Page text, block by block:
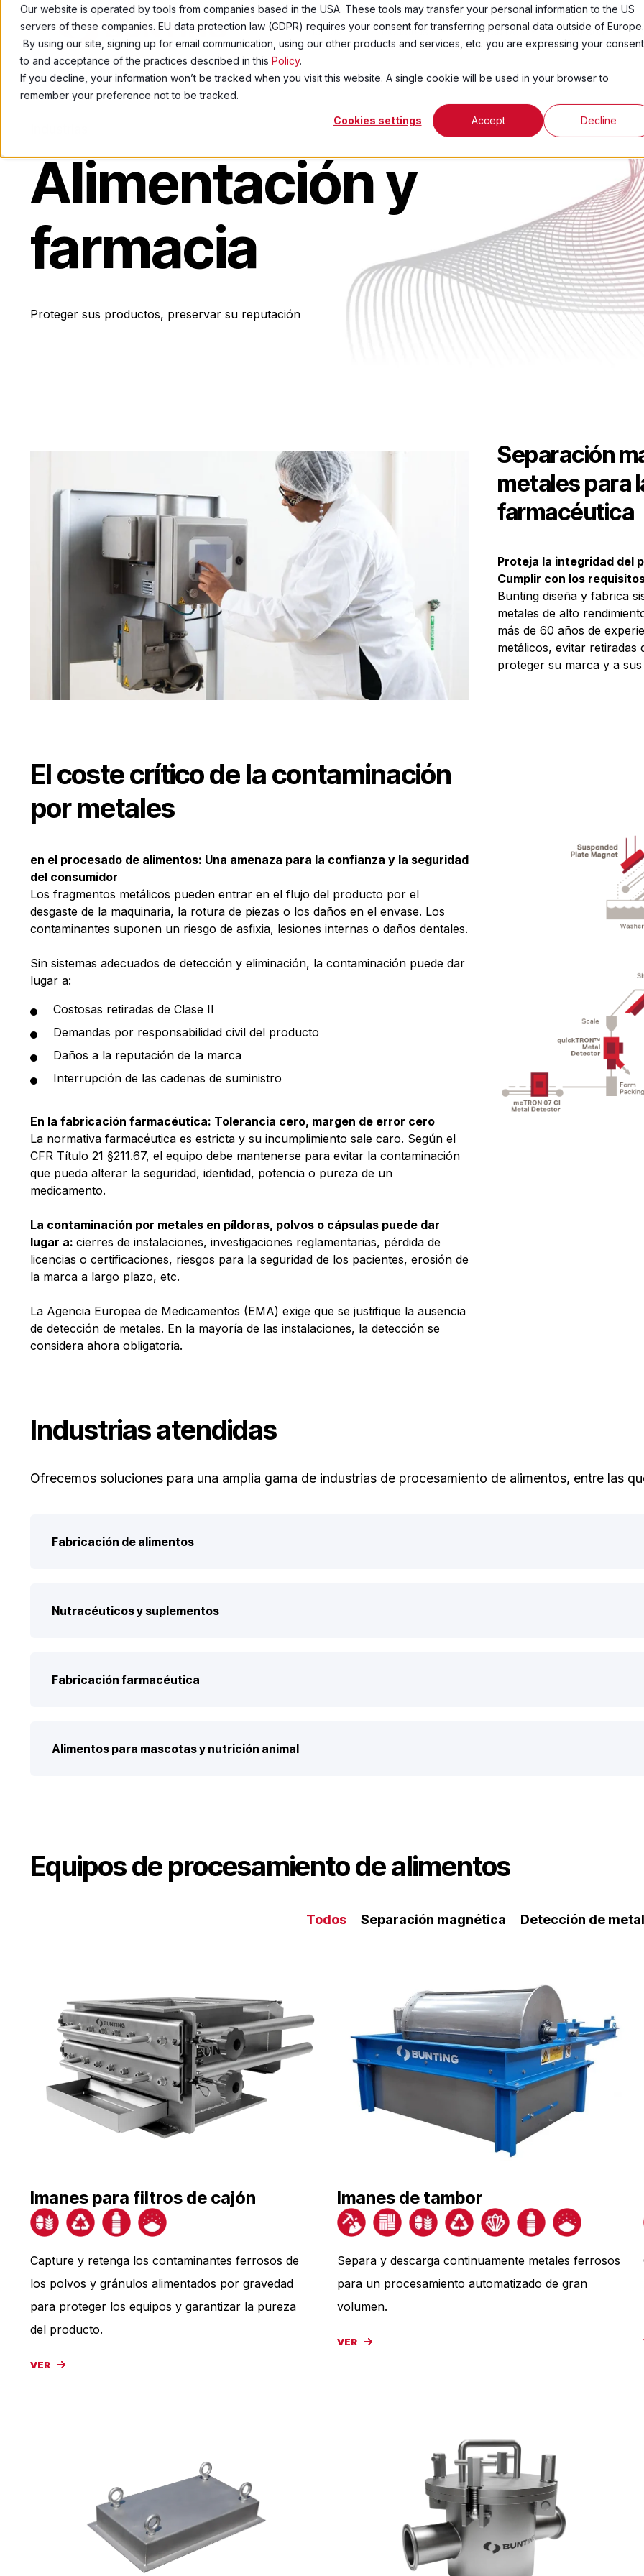
Our website is operated by tools from companies based in the USA. These tools may transfer your personal information to the US
servers of these companies. EU data protection law (GDPR) requires your consent for transferring personal data outside of Europe.
By using our site, signing up for email communication, using our other products and services, etc. you are expressing your consent
to and acceptance of the practices described in this Policy.
If you decline, your information won’t be tracked when you visit this website. A single cookie will be used in your browser to
remember your preference not to be tracked.
Cookies settings Accept Decline
Productos Industrias Acerca De Recursos
Alimentación y
farmacia
Proteger sus productos, preservar su reputación
Separación
metales para
farmacéutica
Proteja la integridad del
Cumplir con los
Bunting diseña y fabrica
metales de alto
más de 60 años de
metálicos, evitar
proteger su marca y a
El coste crítico de la contaminación
por metales
en el procesado de alimentos: Una amenaza para la confianza y la seguridad
del consumidor
Los fragmentos metálicos pueden entrar en el flujo del producto por el
desgaste de la maquinaria, la rotura de piezas o los daños en el envase. Los
contaminantes suponen un riesgo de asfixia, lesiones internas o daños dentales.
Sin sistemas adecuados de detección y eliminación, la contaminación puede dar
lugar a:
Costosas retiradas de Clase II
Demandas por responsabilidad civil del producto
Daños a la reputación de la marca
Interrupción de las cadenas de suministro
En la fabricación farmacéutica: Tolerancia cero, margen de error cero
La normativa farmacéutica es estricta y su incumplimiento sale caro. Según el
CFR Título 21 §211.67, el equipo debe mantenerse para evitar la contaminación
que pueda alterar la seguridad, identidad, potencia o pureza de un
medicamento.
La contaminación por metales en píldoras, polvos o cápsulas puede dar
lugar a: cierres de instalaciones, investigaciones reglamentarias, pérdida de
licencias o certificaciones, riesgos para la seguridad de los pacientes, erosión de
la marca a largo plazo, etc.
La Agencia Europea de Medicamentos (EMA) exige que se justifique la ausencia
de detección de metales. En la mayoría de las instalaciones, la detección se
considera ahora obligatoria.
Industrias atendidas
Ofrecemos soluciones para una amplia gama de industrias de procesamiento de alimentos, entre las
Fabricación de alimentos
Nutracéuticos y suplementos
Fabricación farmacéutica
Alimentos para mascotas y nutrición animal
Equipos de procesamiento de alimentos
Todos Separación magnética Detección de
Imanes para filtros de cajón
Capture y retenga los contaminantes ferrosos de
los polvos y gránulos alimentados por gravedad
para proteger los equipos y garantizar la pureza
del producto.
VER
Imanes de tambor
Separa y descarga continuamente metales ferrosos
para un procesamiento automatizado de gran
volumen.
VER